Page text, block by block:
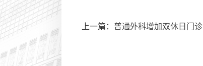
上一篇： 普通外科增加双休日门诊